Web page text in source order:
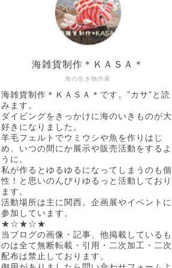
海の生き物作家
海雑貨制作＊ＫＡＳＡ＊
海雑貨制作＊ＫＡＳＡ＊です。”カサ”と読
みます。
ダイビングをきっかけに海のいきものが大
好きになりました。
羊毛フェルトでウミウシや魚を作りはじ
め、いつの間にか展示や販売活動をするよ
うに。
私が作るとゆるゆるになってしまうのも個
性！と思いのんびりゆるっと活動しており
ます。
活動場所は主に関西。企画展やイベントに
参加しています。
★☆★☆★
当ブログの画像・記事、他掲載しているも
のは全て無断転載・引用・二次加工・二次
配布は禁止しております。